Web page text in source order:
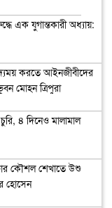
এক যুগান্তকারী অধ্যায়:
করতে আইনজীবীদের
মোহন ত্রিপুরা
৪ দিনেও মালামাল
কৌশল শেখাতে উশু
হোসেন